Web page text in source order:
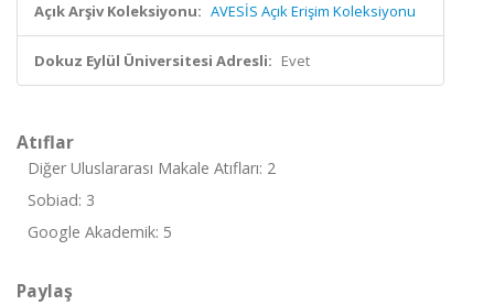
Açık Arşiv Koleksiyonu: AVESİS Açık Erişim Koleksiyonu
Dokuz Eylül Üniversitesi Adresli: Evet
Atıflar
Diğer Uluslararası Makale Atıfları: 2
Sobiad: 3
Google Akademik: 5
Paylaş